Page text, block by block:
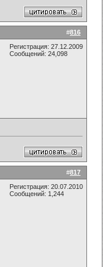
#816
Регистрация: 27.12.2009
Сообщений: 24,098
#817
Регистрация: 20.07.2010
Сообщений: 1,244